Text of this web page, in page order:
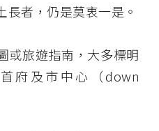
者，仍是莫衷一是。
或旅遊指南，大多標明
府及市中心（down